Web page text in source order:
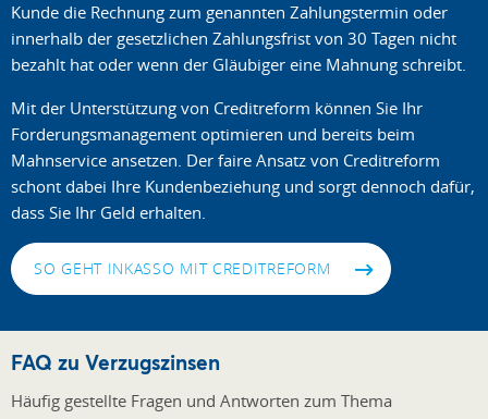
Kunde die Rechnung zum genannten Zahlungstermin oder
innerhalb der gesetzlichen Zahlungsfrist von 30 Tagen nicht
bezahlt hat oder wenn der Gläubiger eine Mahnung schreibt.
Mit der Unterstützung von Creditreform können Sie Ihr
Forderungsmanagement optimieren und bereits beim
Mahnservice ansetzen. Der faire Ansatz von Creditreform
schont dabei Ihre Kundenbeziehung und sorgt dennoch dafür,
dass Sie Ihr Geld erhalten.
SO GEHT INKASSO MIT CREDITREFORM
FAQ zu Verzugszinsen
Häufig gestellte Fragen und Antworten zum Thema